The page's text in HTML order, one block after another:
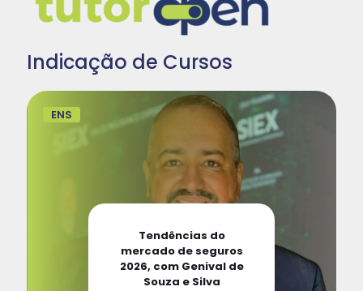
Indicação de Cursos
ENS
Tendências do
mercado de seguros
2026, com Genival de
Souza e Silva